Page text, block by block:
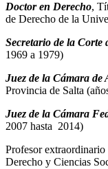
Doctor en Derecho,
de Derecho de la
Secretario de la Corte
1969 a 1979)
Juez de la Cámara de
Provincia de Salta
Juez de la Cámara
2007 hasta 2014)
Profesor
Derecho y Ciencias